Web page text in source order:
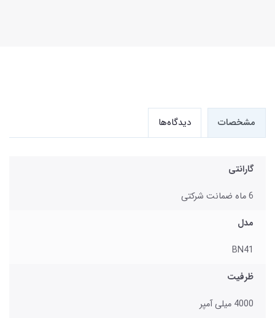
مشخصات دیدگاه‌ها
گارانتی
6 ماه ضمانت شرکتی
مدل
BN41
ظرفیت
4000 میلی آمپر